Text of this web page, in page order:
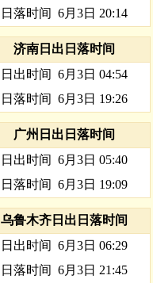
日落时间 6月3日 20:14
济南日出日落时间
日出时间 6月3日 04:54
日落时间 6月3日 19:26
广州日出日落时间
日出时间 6月3日 05:40
日落时间 6月3日 19:09
乌鲁木齐日出日落时间
日出时间 6月3日 06:29
日落时间 6月3日 21:45